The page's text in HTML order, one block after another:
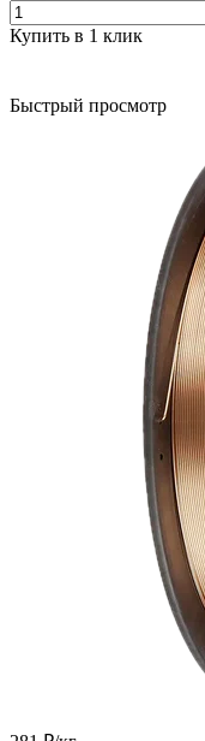
Купить в 1 клик
Быстрый просмотр